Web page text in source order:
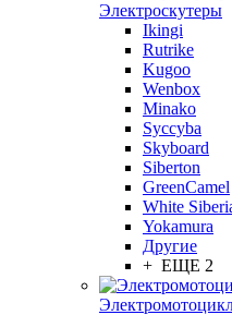
Электроскутеры
Ikingi
Rutrike
Kugoo
Wenbox
Minako
Syccyba
Skyboard
Siberton
GreenCamel
White
Yokamura
Другие
+ ЕЩЕ 2